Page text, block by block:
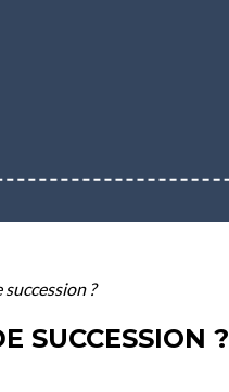
?
SUCCESSION ?